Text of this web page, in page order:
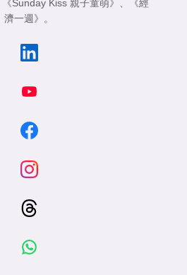
《Sunday Kiss 親子童萌》 、
《經
濟一週》 。